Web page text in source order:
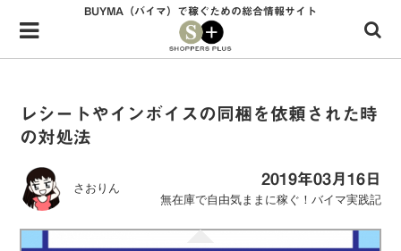
Menu
HOME
34歳独身OLバイマ実践記
無在庫で自由気ままに稼ぐ！バイマ実践記
BUYMA（バイマ）で稼ぐための総合情報サイト
レシートやインボイスの同梱を依頼された時
の対処法
さおりん
2019年03月16日
無在庫で自由気ままに稼ぐ！バイマ実践記